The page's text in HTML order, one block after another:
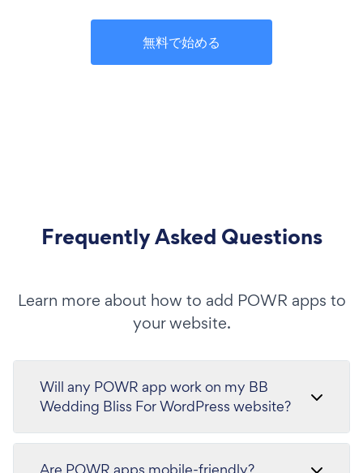
無料で始める
Frequently Asked Questions
Learn more about how to add POWR apps to
your website.
Will any POWR app work on my BB
Wedding Bliss For WordPress website?
Are POWR apps mobile-friendly?